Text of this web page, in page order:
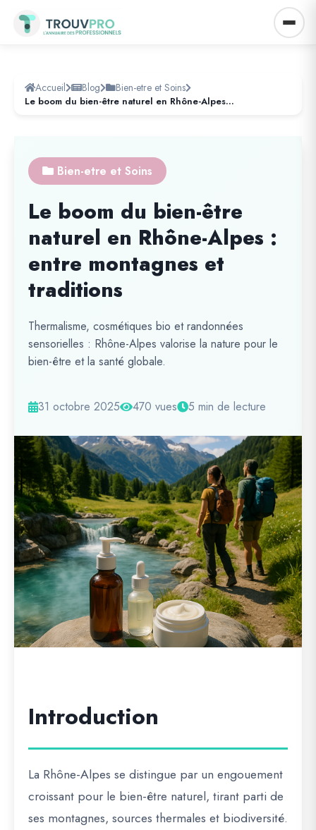
Accueil Blog Bien-etre et Soins
Le boom du bien-être naturel en Rhône-Alpes : entre montagnes et traditions
Bien-etre et Soins
Le boom du bien-être
naturel en Rhône-Alpes :
entre montagnes et
traditions
Thermalisme, cosmétiques bio et randonnées
sensorielles : Rhône-Alpes valorise la nature pour le
bien-être et la santé globale.
31 octobre 2025 470 vues 5 min de lecture
Introduction
La Rhône-Alpes se distingue par un engouement
croissant pour le bien-être naturel, tirant parti de
ses montagnes, sources thermales et biodiversité.